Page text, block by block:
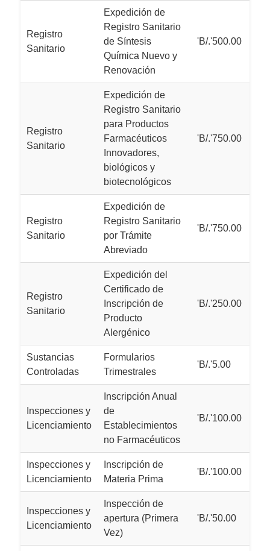
Registro
Sanitario
Expedición de
Registro Sanitario
de Síntesis
Química Nuevo y
Renovación
'B/.'500.00
Registro
Sanitario
Expedición de
Registro Sanitario
para Productos
Farmacéuticos
Innovadores,
biológicos y
biotecnológicos
'B/.'750.00
Registro
Sanitario
Expedición de
Registro Sanitario
por Trámite
Abreviado
'B/.'750.00
Registro
Sanitario
Expedición del
Certificado de
Inscripción de
Producto
Alergénico
'B/.'250.00
Sustancias
Controladas
Formularios
Trimestrales
'B/.'5.00
Inspecciones y
Licenciamiento
Inscripción Anual
de
Establecimientos
no Farmacéuticos
'B/.'100.00
Inspecciones y
Licenciamiento
Inscripción de
Materia Prima
'B/.'100.00
Inspecciones y
Licenciamiento
Inspección de
apertura (Primera
Vez)
'B/.'50.00